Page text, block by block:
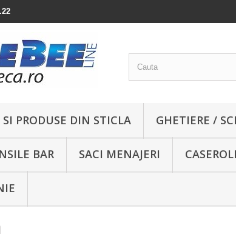
SI PRODUSE DIN STICLA GHETIERE /
BAR SACI MENAJERI